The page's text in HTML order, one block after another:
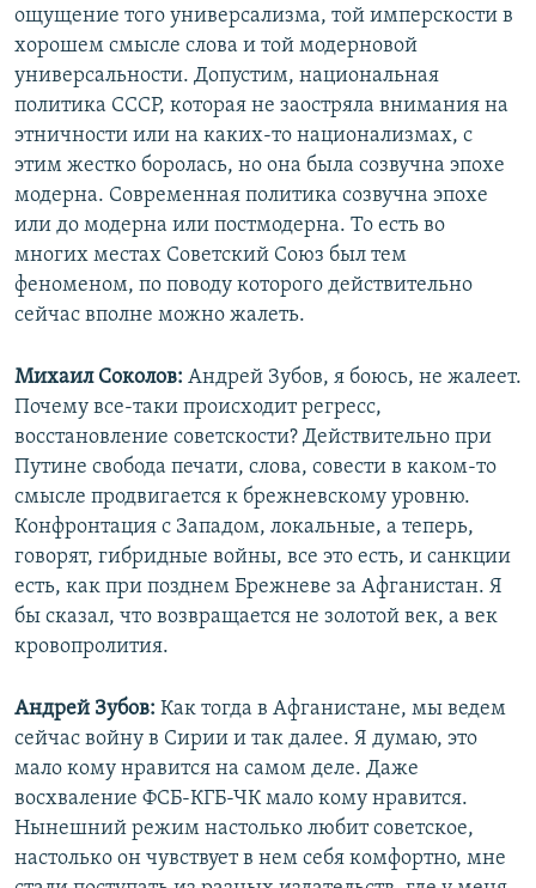
ощущение того универсализма, той имперскости в
хорошем смысле слова и той модерновой
универсальности. Допустим, национальная
политика СССР, которая не заостряла внимания на
этничности или на каких-то национализмах, с
этим жестко боролась, но она была созвучна эпохе
модерна. Современная политика созвучна эпохе
или до модерна или постмодерна. То есть во
многих местах Советский Союз был тем
феноменом, по поводу которого действительно
сейчас вполне можно жалеть.
Михаил Соколов: Андрей Зубов, я боюсь, не жалеет.
Почему все-таки происходит регресс,
восстановление советскости? Действительно при
Путине свобода печати, слова, совести в каком-то
смысле продвигается к брежневскому уровню.
Конфронтация с Западом, локальные, а теперь,
говорят, гибридные войны, все это есть, и санкции
есть, как при позднем Брежневе за Афганистан. Я
бы сказал, что возвращается не золотой век, а век
кровопролития.
Андрей Зубов: Как тогда в Афганистане, мы ведем
сейчас войну в Сирии и так далее. Я думаю, это
мало кому нравится на самом деле. Даже
восхваление ФСБ-КГБ-ЧК мало кому нравится.
Нынешний режим настолько любит советское,
настолько он чувствует в нем себя комфортно, мне